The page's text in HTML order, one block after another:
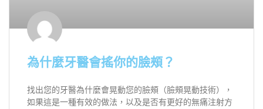
為什麼牙醫會搖你的臉頰？
找出您的牙醫為什麼會晃動您的臉頰（臉頰晃動技術），
如果這是一種有效的做法，以及是否有更好的無痛注射方